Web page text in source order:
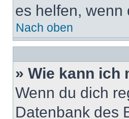
es helfen, wenn
Nach oben
» Wie kann ich
Wenn du dich
Datenbank des